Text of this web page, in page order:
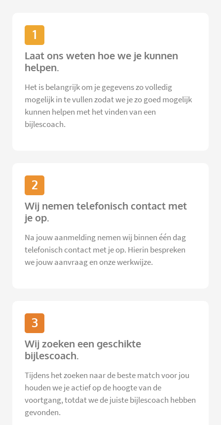
1
Laat ons weten hoe we je kunnen
helpen.
Het is belangrijk om je gegevens zo volledig
mogelijk in te vullen zodat we je zo goed mogelijk
kunnen helpen met het vinden van een
bijlescoach.
2
Wij nemen telefonisch contact met
je op.
Na jouw aanmelding nemen wij binnen één dag
telefonisch contact met je op. Hierin bespreken
we jouw aanvraag en onze werkwijze.
3
Wij zoeken een geschikte
bijlescoach.
Tijdens het zoeken naar de beste match voor jou
houden we je actief op de hoogte van de
voortgang, totdat we de juiste bijlescoach hebben
gevonden.